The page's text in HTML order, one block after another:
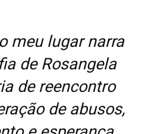
meu lugar narra
de Rosangela
de reencontro
de abusos,